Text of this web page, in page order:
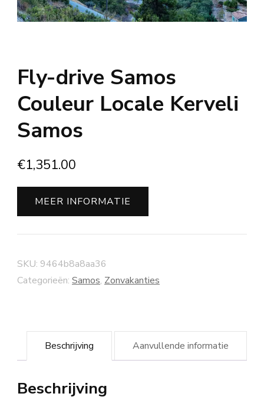
Fly-drive Samos
Couleur Locale Kerveli
Samos
€1,351.00
MEER INFORMATIE
SKU: 9464b8a8aa36
Categorieën: Samos, Zonvakanties
Beschrijving Aanvullende informatie
Beschrijving